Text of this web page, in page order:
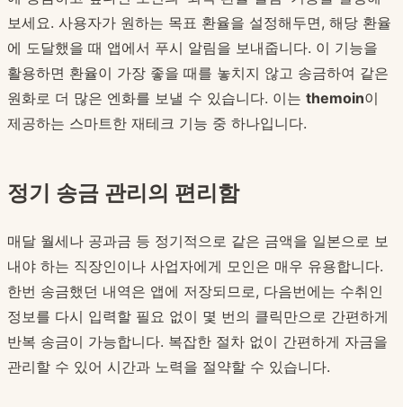
보세요. 사용자가 원하는 목표 환율을 설정해두면, 해당 환율
에 도달했을 때 앱에서 푸시 알림을 보내줍니다. 이 기능을
활용하면 환율이 가장 좋을 때를 놓치지 않고 송금하여 같은
원화로 더 많은 엔화를 보낼 수 있습니다. 이는 themoin이
제공하는 스마트한 재테크 기능 중 하나입니다.
정기 송금 관리의 편리함
매달 월세나 공과금 등 정기적으로 같은 금액을 일본으로 보
내야 하는 직장인이나 사업자에게 모인은 매우 유용합니다.
한번 송금했던 내역은 앱에 저장되므로, 다음번에는 수취인
정보를 다시 입력할 필요 없이 몇 번의 클릭만으로 간편하게
반복 송금이 가능합니다. 복잡한 절차 없이 간편하게 자금을
관리할 수 있어 시간과 노력을 절약할 수 있습니다.